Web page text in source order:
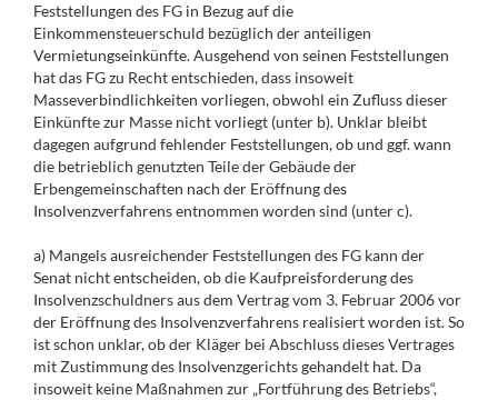
Feststellungen des FG in Bezug auf die
Einkommensteuerschuld bezüglich der anteiligen
Vermietungseinkünfte. Ausgehend von seinen Feststellungen
hat das FG zu Recht entschieden, dass insoweit
Masseverbindlichkeiten vorliegen, obwohl ein Zufluss dieser
Einkünfte zur Masse nicht vorliegt (unter b). Unklar bleibt
dagegen aufgrund fehlender Feststellungen, ob und ggf. wann
die betrieblich genutzten Teile der Gebäude der
Erbengemeinschaften nach der Eröffnung des
Insolvenzverfahrens entnommen worden sind (unter c).
a) Mangels ausreichender Feststellungen des FG kann der
Senat nicht entscheiden, ob die Kaufpreisforderung des
Insolvenzschuldners aus dem Vertrag vom 3. Februar 2006 vor
der Eröffnung des Insolvenzverfahrens realisiert worden ist. So
ist schon unklar, ob der Kläger bei Abschluss dieses Vertrages
mit Zustimmung des Insolvenzgerichts gehandelt hat. Da
insoweit keine Maßnahmen zur „Fortführung des Betriebs“,